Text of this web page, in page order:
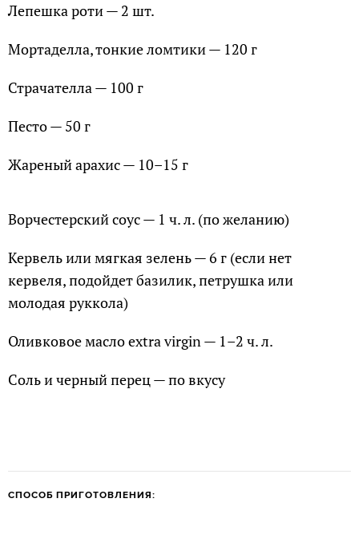
Лепешка роти — 2 шт.
Мортаделла, тонкие ломтики — 120 г
Страчателла — 100 г
Песто — 50 г
Жареный арахис — 10–15 г
Ворчестерский соус — 1 ч. л. (по желанию)
Кервель или мягкая зелень — 6 г (если нет
кервеля, подойдет базилик, петрушка или
молодая руккола)
Оливковое масло extra virgin — 1–2 ч. л.
Соль и черный перец — по вкусу
СПОСОБ ПРИГОТОВЛЕНИЯ: